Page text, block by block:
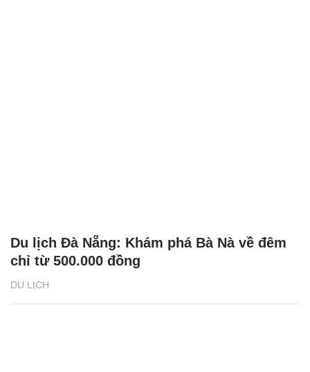
DU LỊCH
Du lịch Đà Nẵng: Khám phá Bà Nà về đêm
chỉ từ 500.000 đồng